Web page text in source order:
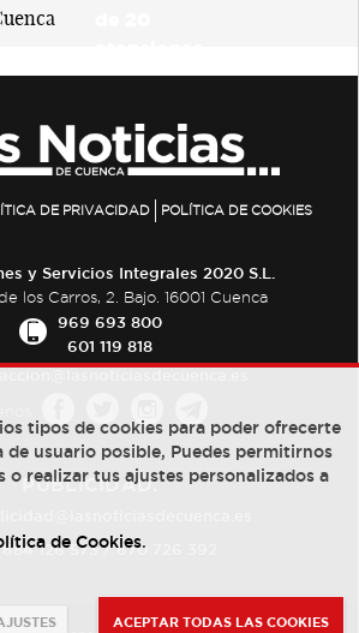
DE PRIVACIDAD POLÍTICA DE COOKIES
y Servicios Integrales 2020 S.L.
los Carros, 2. Bajo. 16001 Cuenca
969 693 800
601 119 818
PUBLICIDAD:
684 126 573/670 726 392
tipos de cookies para poder ofrecerte
de usuario posible, Puedes permitirnos
o realizar tus ajustes personalizados a
de Cookies.
ACEPTAR TODAS LAS COOKIES